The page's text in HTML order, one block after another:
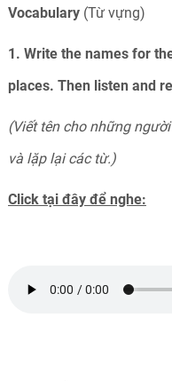
Vocabulary (Từ vựng)
1. Write the names for
places. Then listen and
(Viết tên cho những
và lặp lại các từ.)
Click tại đây để nghe: